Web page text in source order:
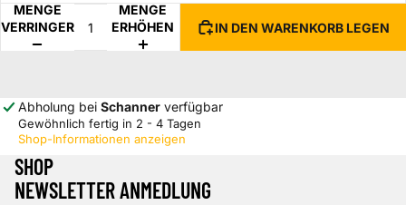
MENGE
VERRINGERN
MENGE
ERHÖHEN
IN DEN WARENKORB LEGEN
Abholung bei Schanner verfügbar
Gewöhnlich fertig in 2 - 4 Tagen
Shop-Informationen anzeigen
SHOP
NEWSLETTER ANMEDLUNG